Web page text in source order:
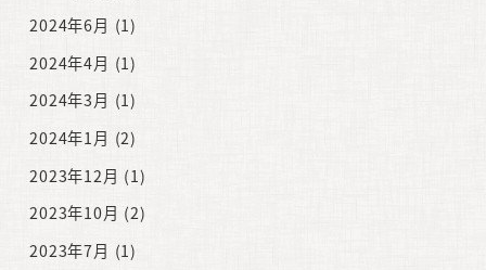
2024年6月 (1)
2024年4月 (1)
2024年3月 (1)
2024年1月 (2)
2023年12月 (1)
2023年10月 (2)
2023年7月 (1)